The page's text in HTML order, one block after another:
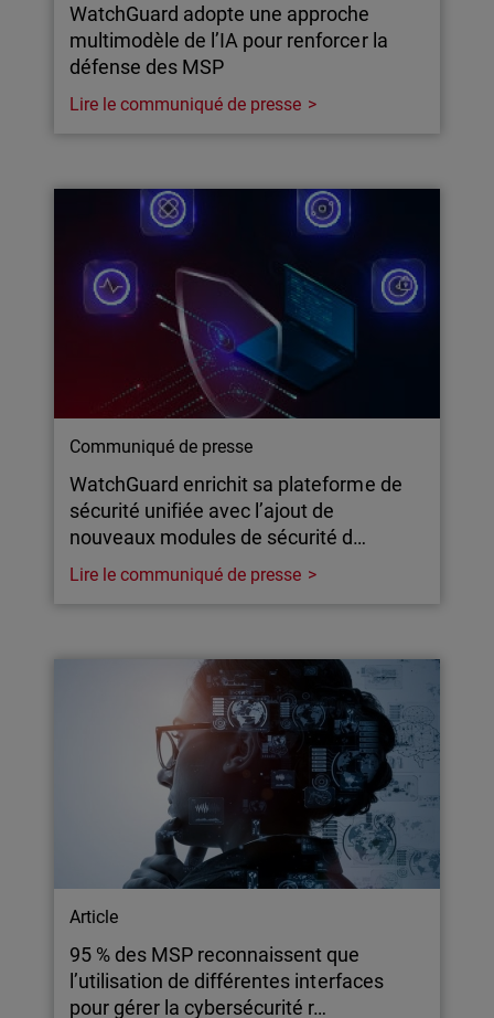
WatchGuard adopte une approche
multimodèle de l’IA pour renforcer la
défense des MSP
Lire le communiqué de presse
Communiqué de presse
WatchGuard enrichit sa plateforme de
sécurité unifiée avec l’ajout de
nouveaux modules de sécurité d…
Lire le communiqué de presse
Article
95 % des MSP reconnaissent que
l’utilisation de différentes interfaces
pour gérer la cybersécurité r…